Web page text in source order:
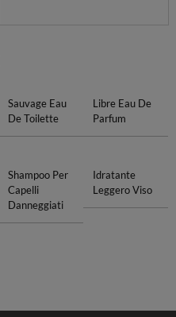
Sauvage Eau
De Toilette
Libre Eau De
Parfum
Shampoo Per
Capelli
Danneggiati
Idratante
Leggero Viso